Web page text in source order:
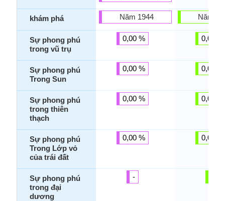
khám phá
Sự phong phú
trong vũ trụ
Sự phong phú
Trong Sun
Sự phong phú
trong thiên
thạch
Sự phong phú
Trong Lớp vỏ
của trái đất
Sự phong phú
trong đại
dương
Năm 1944
0,00 %
0,00 %
0,00 %
0,00 %
-
Năm
0,00 %
0,00 %
0,00 %
0,00 %